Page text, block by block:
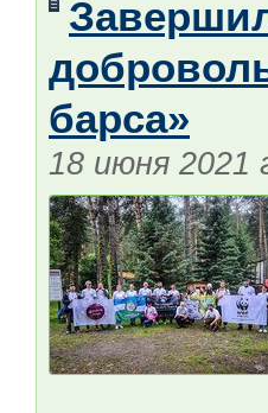
барса»
18 июня 2021